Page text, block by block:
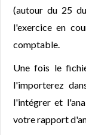
(autour du 25
l'exercice en
comptable.
Une fois le
l'importerez
l'intégrer et
votre rapport